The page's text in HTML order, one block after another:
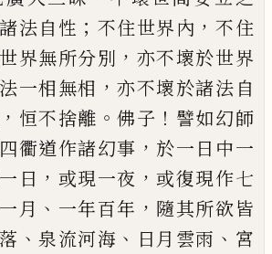
法自性 ； 不住世界內 ， 不住
界無所分別 ， 亦不壞於世界
一相無相 ，亦不壞於諸法自
， 恒不捨離 。佛子 ！ 譬如幻師
四衢道作諸幻事 ， 於一日中一
一日 ， 或現一夜 ， 或復現作七
月 、 一年百年 ， 隨其所欲皆
、泉流河海 、 日月雲雨 、 宮